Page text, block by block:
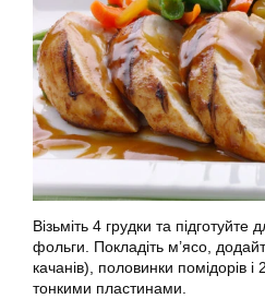
Візьміть 4 грудки та
фольги. Покладіть м’ясо,
качанів), половинки помідорів і
тонкими пластинами.